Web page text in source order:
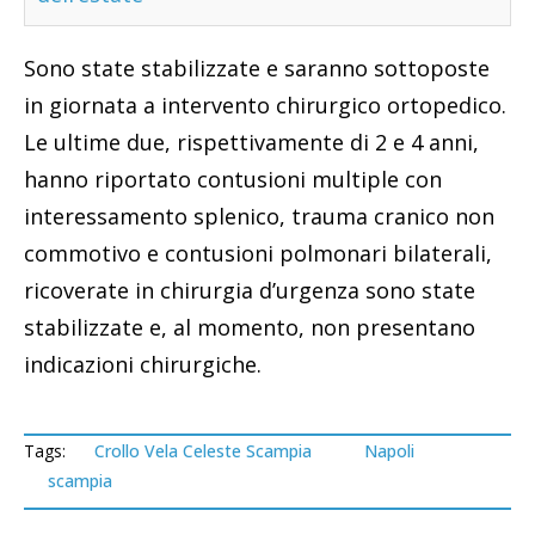
Sono state stabilizzate e saranno sottoposte
in giornata a intervento chirurgico ortopedico.
Le ultime due, rispettivamente di 2 e 4 anni,
hanno riportato contusioni multiple con
interessamento splenico, trauma cranico non
commotivo e contusioni polmonari bilaterali,
ricoverate in chirurgia d’urgenza sono state
stabilizzate e, al momento, non presentano
indicazioni chirurgiche.
Tags: Crollo Vela Celeste Scampia
Napoli
scampia